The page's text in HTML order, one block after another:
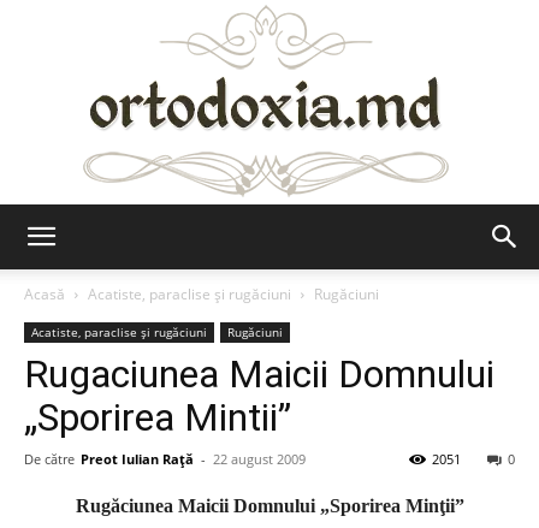
Acasă
Acatiste, paraclise și rugăciuni Rugăciuni
Acatiste, paraclise și rugăciuni Rugăciuni
Rugaciunea Maicii Domnului
„Sporirea Mintii”
De către Preot Iulian Raţă - 22 august 2009 0
2051
Rugăciunea Maicii Domnului „Sporirea Minţii”